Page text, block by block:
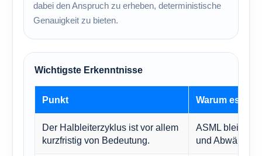
dabei den Anspruch zu erheben, deterministische
Genauigkeit zu bieten.
Wichtigste Erkenntnisse
Punkt Warum es
Der Halbleiterzyklus ist vor allem
kurzfristig von Bedeutung.
ASML bleibt
und